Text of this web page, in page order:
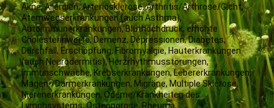
Akne, Allergien, Arteriosklerose, Arthritis/Arthrose/Gicht,
Atemwegserkrankungen (auch Asthma),
Autoimmunerkrankungen, Bluthochdruck, erhöhte
Cholesterinwerte, Demenz, Depressionen, Diabetes,
Durchfall, Erschöpfung, Fibromyalgie, Hauterkrankungen
(auch Neurodermitis), Herzrhythmusstörungen,
Immunschwäche, Krebserkrankungen, Lebererkrankungen,
Magen-/Darmerkrankungen, Migräne, Multiple Sklerose,
Nierenerkrankungen, Ödeme/Krankheiten des
Lymphsystems, Osteoporose, Rheuma,